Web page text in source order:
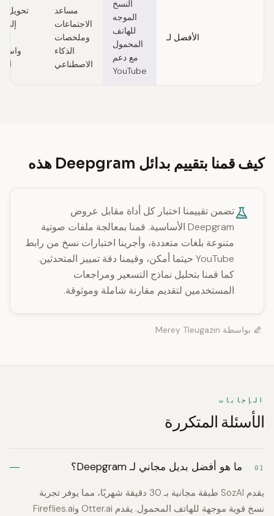
الأفضل لـ
النسخ
الموجه
للهاتف
المحمول
مع دعم
YouTube
مساعد
الاجتماعات
وملخصات
الذكاء
الاصطناعي
تحويل
إلى
كيف قمنا بتقييم بدائل Deepgram هذه
تضمن تقييمنا اختبار كل أداة مقابل عروض
Deepgram الأساسية. قمنا بمعالجة ملفات صوتية
متنوعة بلغات متعددة، وأجرينا اختبارات نسخ من رابط
YouTube حيثما أمكن، وقيمنا دقة تمييز المتحدثين.
كما قمنا بتحليل نماذج التسعير ومراجعات
المستخدمين لتقديم مقارنة شاملة وموثوقة.
بواسطة Merey Tleugazin
الإجابات
الأسئلة المتكررة
01 ما هو أفضل بديل مجاني لـ Deepgram؟
يقدم SozAI طبقة مجانية بـ 30 دقيقة شهريًا، مما يوفر تجربة
نسخ قوية موجهة للهاتف المحمول. يقدم Otter.ai وFireflies.ai